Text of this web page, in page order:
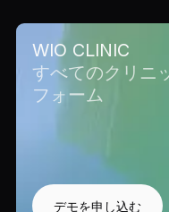
WIO CLINIC
すべてのクリニ
フォーム
デモを申し込む